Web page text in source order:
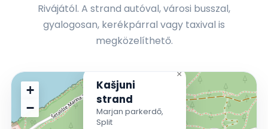
Rivájától. A strand autóval, városi busszal,
gyalogosan, kerékpárral vagy taxival is
megközelíthető.
Kašjuni
strand
Marjan parkerdő,
Split
×
+
−